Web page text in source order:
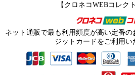
【クロネコWEBコレク
ネット通販で最も利用頻度が高い定番
ジットカードをご利用い